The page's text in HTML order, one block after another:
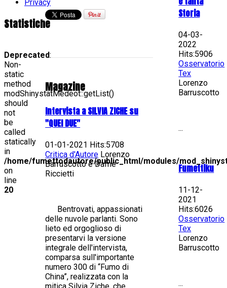
Magazine
Intervista a SILVIA ZICHE su
"QUEI DUE"
01-01-2021 Hits:5708
Critica d'Autore Lorenzo
Barruscotto e Dafne
Riccietti
Bentrovati, appassionati
delle nuvole parlanti. Sono
lieto ed orgoglioso di
presentarvi la versione
integrale dell'intervista,
comparsa sull'importante
numero 300 di “Fumo di
China”, realizzata con la
Storia
04-03-
2022
Hits:5906
Osservatorio
Tex
Lorenzo
Barruscotto
...
Fumettiku
11-12-
2021
Hits:6026
Osservatorio
Tex
Lorenzo
Barruscotto
...
Privacy
Statistiche
Deprecated:
Non-
static
method
modShinystatMedeot::getList()
should
not
be
called
statically
in
/home/fumettodautore/public_html/modules/
on
line
20